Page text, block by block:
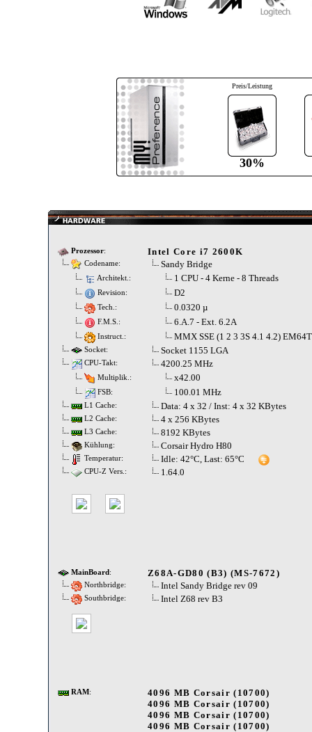
Preis/Leistung
30%
Prozessor: Intel Core i7 2600K
Codename: Sandy Bridge
Architekt.: 1 CPU - 4 Kerne - 8 Threads
Revision: D2
Tech.: 0.0320 µ
F.M.S.: 6.A.7 - Ext. 6.2A
Instruct.: MMX SSE (1 2 3 3S 4.1 4.2)
Socket: Socket 1155 LGA
CPU-Takt: 4200.25 MHz
Multiplik.: x42.00
FSB: 100.01 MHz
L1 Cache: Data: 4 x 32 / Inst: 4 x 32 KBytes
L2 Cache: 4 x 256 KBytes
L3 Cache: 8192 KBytes
Kühlung: Corsair Hydro H80
Temperatur: Idle: 42°C, Last: 65°C
CPU-Z Vers.: 1.64.0
MainBoard: Z68A-GD80 (B3) (MS-7672)
Northbridge: Intel Sandy Bridge rev 09
Southbridge: Intel Z68 rev B3
RAM:
4096 MB Corsair (10700)
4096 MB Corsair (10700)
4096 MB Corsair (10700)
4096 MB Corsair (10700)